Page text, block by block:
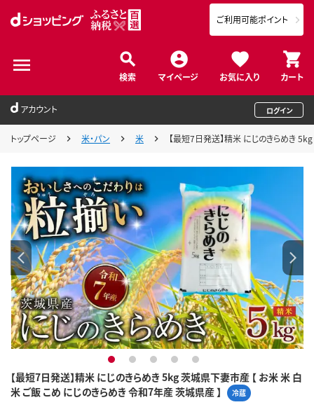
検索 マイページ お気に入り カート
ご利用可能ポイント
アカウント ログイン
トップページ 米・パン 米 【最短7日発送】精米 にじのきらめき
【最短7日発送】精米 にじのきらめき 5kg 茨城県下妻市産 【 お米 米 白
米 ご飯 こめ にじのきらめき 令和7年産 茨城県産 】
冷蔵
1 2 3 4 5